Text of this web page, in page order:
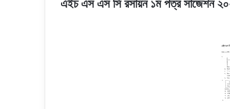
এইচ এস এস সি রসায়ন ১ম পত্র সাজেশন